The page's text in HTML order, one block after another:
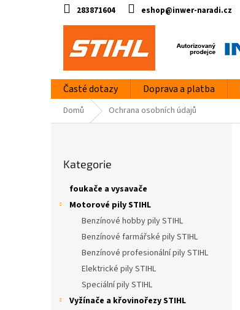
283871604 eshop@inwer-naradi.cz
Časté dotazy Doprava a platba
Domů Ochrana osobních údajů
kategorie
Kategorie
foukače a vysavače
Motorové pily STIHL
Benzínové hobby pily STIHL
Benzínové farmářské pily STIHL
Benzínové profesionální pily STIHL
Elektrické pily STIHL
Speciální pily STIHL
Vyžínače a křovinořezy STIHL